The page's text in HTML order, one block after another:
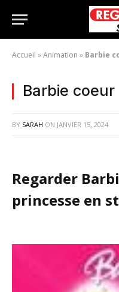
Accueil »Animation » Barbie
Barbie
BY SARAH ON JANVIER 15, 2024
Regarder
princesse en